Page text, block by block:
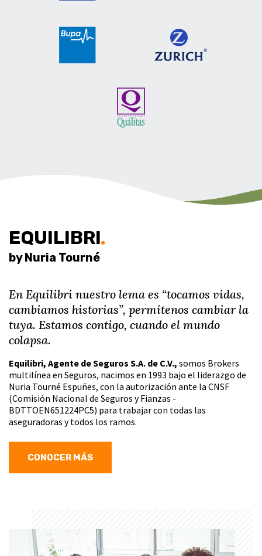
EQUILIBRI
by Nuria Tourné
En Equilibri nuestro lema es “tocamos vidas,
cambiamos historias”, permítenos cambiar la
tuya. Estamos contigo, cuando el mundo
colapsa.
Equilibri, Agente de Seguros S.A. de C.V., somos Brokers
multilínea en Seguros, nacimos en 1993 bajo el liderazgo de
Nuria Tourné Espuñes, con la autorización ante la CNSF
(Comisión Nacional de Seguros y Fianzas -
BDTTOEN651224PC5) para trabajar con todas las
aseguradoras y todos los ramos.
CONOCER MÁS